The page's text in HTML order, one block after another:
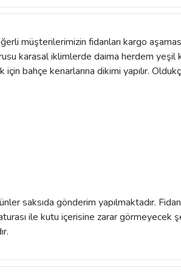
müşterilerimizin fidanları kargo
karasal iklimlerde daima herdem
bahçe kenarlarına dikimi yapılır.
saksıda gönderim yapılmaktadır.
ile kutu içerisine zarar görmeyecek